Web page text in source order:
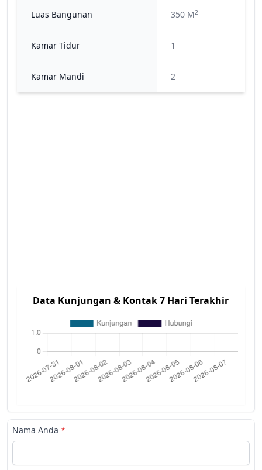
Luas Bangunan 350 M2
Kamar Tidur 1
Kamar Mandi 2
Data Kunjungan & Kontak 7 Hari Terakhir
Nama Anda *